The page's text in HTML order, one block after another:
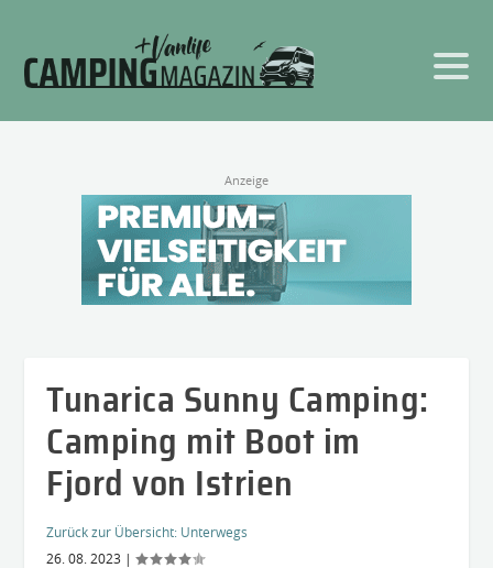
Anzeige
Tunarica Sunny Camping:
Camping mit Boot im
Fjord von Istrien
Zurück zur Übersicht: Unterwegs
26. 08. 2023 |